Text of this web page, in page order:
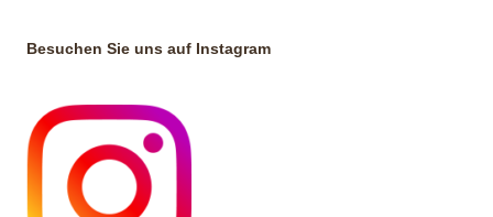
Besuchen Sie uns auf Instagram